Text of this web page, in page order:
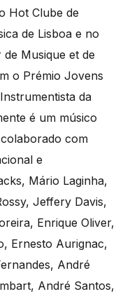
Hot Clube de
de Lisboa e no
Musique et de
o Prémio Jovens
da
é um músico
com
e
Mário Laginha,
Jeffery Davis,
Enrique Oliver,
Ernesto Aurignac,
André
André Santos,